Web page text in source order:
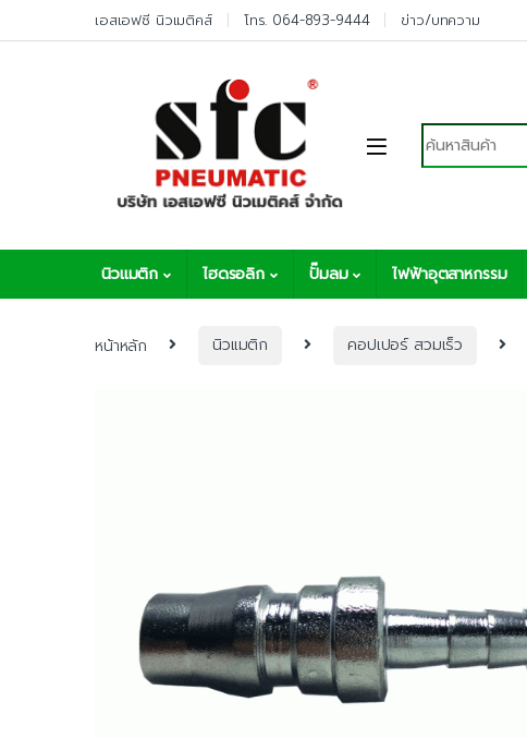
เอสเอฟซี นิวเมติคส์ โทร. 064-893-9444 ข่าว/บทความ
Search for:
นิวแมติก ไฮดรอลิก ปั๊มลม ไฟฟ้าอุตสาหกรรม
หน้าหลัก นิวแมติก คอปเปอร์ สวมเร็ว